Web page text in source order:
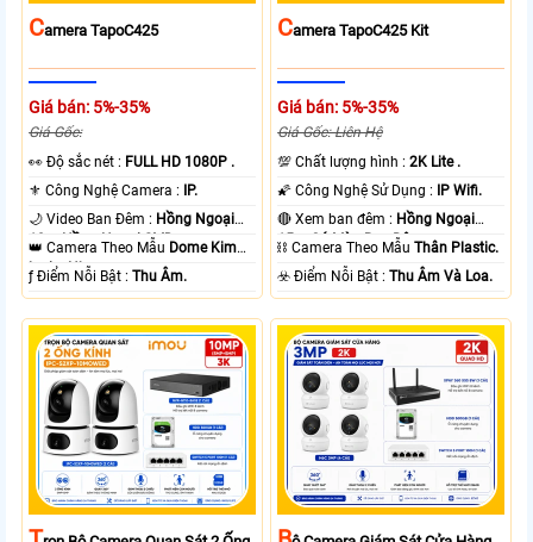
CAmera TapoC425
Giá bán: 5%-35%
Giá Gốc:
️👀 Độ sắc nét : FULL HD 1080P .
⚜️ Công Nghệ Camera :
IP.
🌙 Video Ban Đêm : Hồng Ngoại
10m Hồng Ngoại SMD.
👑 Camera Theo Mẫu Dome Kim
loại + Nhựa.
️ƒ Điểm Nỗi Bật :Thu Âm.
CAmera TapoC425 Kit
Giá bán: 5%-35%
Giá Gốc: Liên Hệ
💯 Chất lượng hình :2K Lite .
🌠 Công Nghệ Sử Dụng :
IP Wifi.
🔴 Xem ban đêm : Hồng Ngoại
15m Có Màu Ban Ðêm.
⛓ Camera Theo MẫuThân Plastic.
️☣️ Điểm Nỗi Bật :Thu Âm Và Loa.